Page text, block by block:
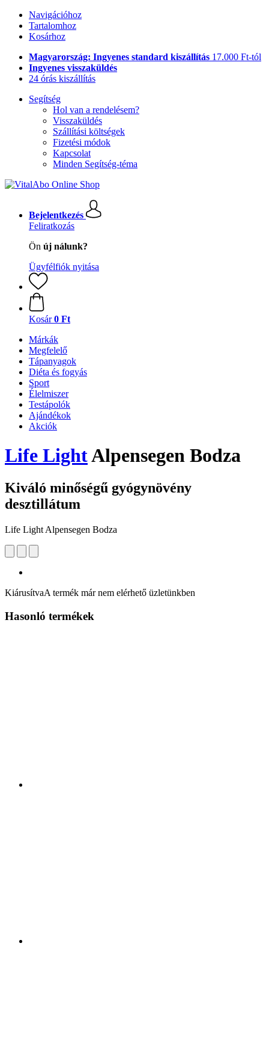
Navigációhoz
Tartalomhoz
Kosárhoz
Magyarország: Ingyenes standard kiszállítás 17.000 Ft-tól
Ingyenes visszaküldés
24 órás kiszállítás
Segítség
Hol van a rendelésem?
Visszaküldés
Szállítási költségek
Fizetési módok
Kapcsolat
Minden Segítség-téma
Bejelentkezés
Feliratkozás
Ön új nálunk?
Ügyfélfiók nyitása
Kosár 0 Ft
Márkák
Megfelelő
Tápanyagok
Diéta és fogyás
Sport
Élelmiszer
Testápolók
Ajándékok
Akciók
Life LightAlpensegen Bodza
Kiváló minőségű gyógynövény
desztillátum
Life Light Alpensegen Bodza
KiárusítvaA termék már nem elérhető üzletünkben
Hasonló termékek